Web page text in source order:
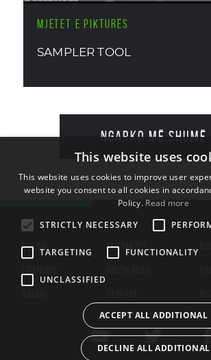
MJETET E PIKTURËS
SAMPLER TOOL
NGARKO MË SHUMË
DYQANI KONTAKTET
This website uses
This website uses cookies to improve user
website you consent to all cookies in
Policy. Read more
STRICTLY NECESSARY
TARGETING FUNCTIONALITY
UNCLASSIFIED
ACCEPT ALL ADDITIONAL
DECLINE ALL ADDITIONAL